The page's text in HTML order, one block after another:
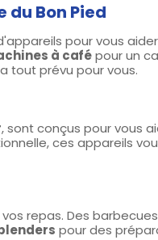
du Bon Pied
pour vous
à cafépour un
tout prévu pour vous.
, sont conçus pour vous
ces appareils
repas. Des
pour des